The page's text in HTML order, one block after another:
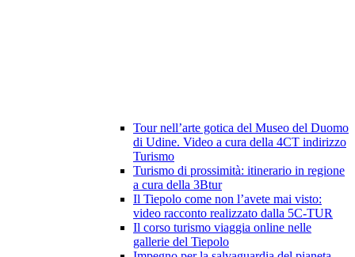
Tour nell’arte gotica del Museo del Duomo
di Udine. Video a cura della 4CT indirizzo
Turismo
Turismo di prossimità: itinerario in regione
a cura della 3Btur
Il Tiepolo come non l’avete mai visto:
video racconto realizzato dalla 5C-TUR
Il corso turismo viaggia online nelle
gallerie del Tiepolo